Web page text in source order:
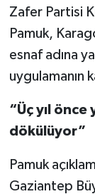
Zafer Partisi
Pamuk,
esnaf adına
uygulamanın
“Üç yıl önce
dökülüyor”
Pamuk
Gaziantep
Video
Yaşam
Yeme-
Yemek